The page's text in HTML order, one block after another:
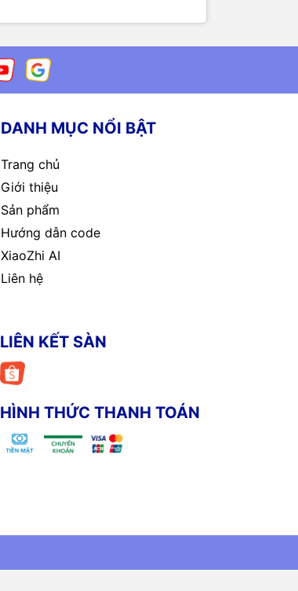
DANH MỤC NỔI BẬT
Trang chủ
Giới thiệu
Sản phẩm
Hướng dẫn code
XiaoZhi AI
Liên hệ
LIÊN KẾT SÀN
HÌNH THỨC THANH TOÁN